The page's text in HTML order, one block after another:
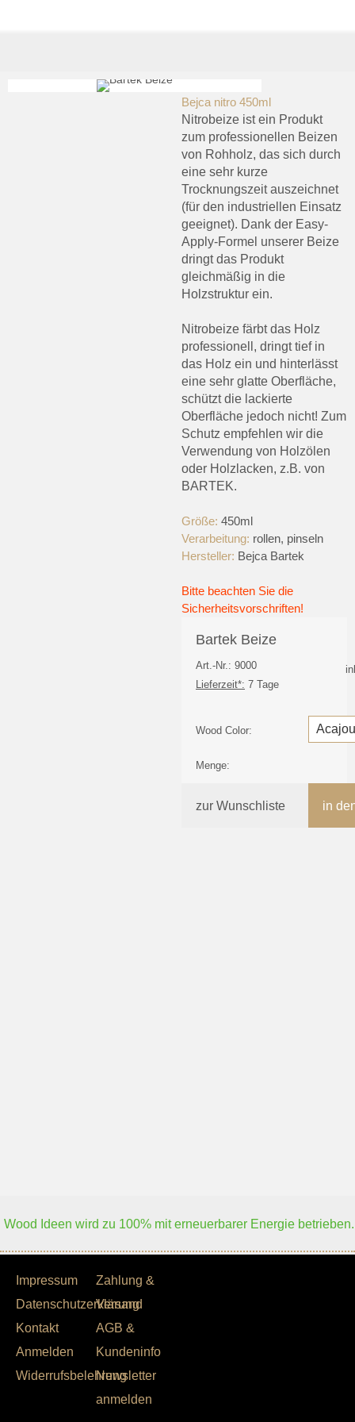
Bejca nitro 450ml
Nitrobeize ist ein Produkt
zum professionellen Beizen
von Rohholz, das sich durch
eine sehr kurze
Trocknungszeit auszeichnet
(für den industriellen Einsatz
geeignet). Dank der Easy-
Apply-Formel unserer Beize
dringt das Produkt
gleichmäßig in die
Holzstruktur ein.
Nitrobeize färbt das Holz
professionell, dringt tief in
das Holz ein und hinterlässt
eine sehr glatte Oberfläche,
schützt die lackierte
Oberfläche jedoch nicht! Zum
Schutz empfehlen wir die
Verwendung von Holzölen
oder Holzlacken, z.B. von
BARTEK.
Größe: 450ml
Verarbeitung: rollen, pinseln
Hersteller: Bejca Bartek
Bitte beachten Sie die
Sicherheitsvorschriften!
Bartek Beize
Art.-Nr.: 9000
Lieferzeit*: 7 Tage
Wood Color:
Menge:
zur Wunschliste in
Wood Ideen wird zu 100% mit erneuerbarer Energie betrieben.
Impressum
Datenschutzerklärung
Kontakt
Anmelden
Widerrufsbelehrung
Zahlung &
Versand
AGB &
Kundeninfo
Newsletter
anmelden